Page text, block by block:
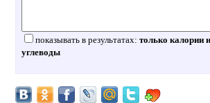
показывать в результатах: только калории и
углеводы